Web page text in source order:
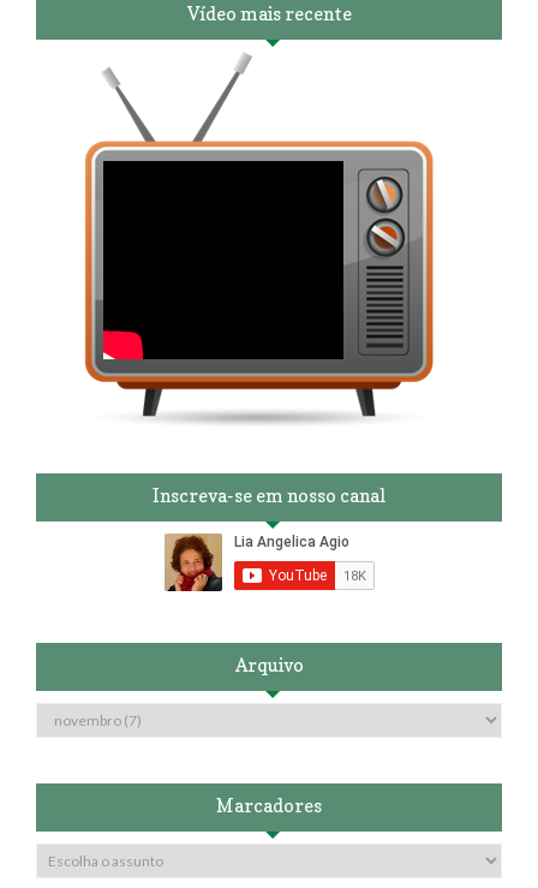
Vídeo mais recente
Inscreva-se em nosso canal
Arquivo
Marcadores